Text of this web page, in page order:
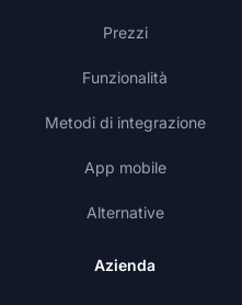
Prezzi
Funzionalità
Metodi di integrazione
App mobile
Alternative
Azienda